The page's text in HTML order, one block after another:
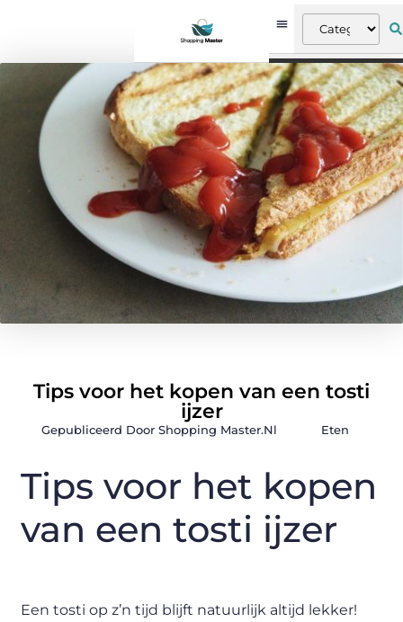
Tips voor het kopen van een tosti
ijzer
Gepubliceerd Door Shopping Master.nl Eten
Tips voor het kopen
van een tosti ijzer
Een tosti op z’n tijd blijft natuurlijk altijd lekker!